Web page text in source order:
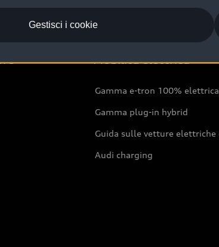
Mobilità elettrica
Gamma e-tron 100% elettrica
Gamma plug-in hybrid
Guida sulle vetture elettriche
Audi charging
Gestisci i cookie